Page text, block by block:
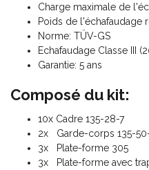
Charge maximale de
Poids de l'échafaudage
Norme: TÜV-GS
Echafaudage Classe III
Garantie: 5 ans
Composé du kit:
10x Cadre 135-28-7
2x Garde-corps 135-
3x Plate-forme 305
3x Plate-forme avec